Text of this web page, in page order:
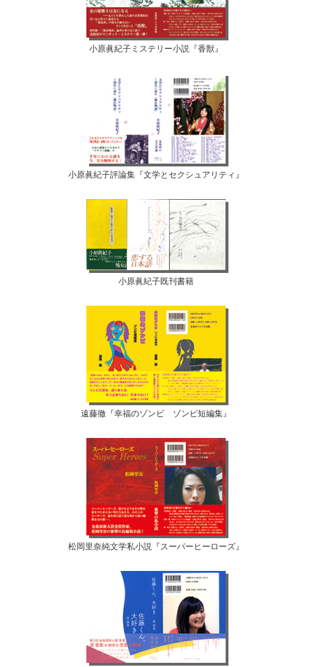
小原眞紀子ミステリー小説『香獣』
小原眞紀子評論集『文学とセクシュアリティ』
小原眞紀子既刊書籍
遠藤徹『幸福のゾンビ ゾンビ短編集』
松岡里奈純文学私小説『スーパーヒーローズ』